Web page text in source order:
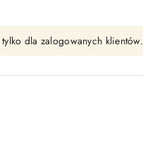
dla zalogowanych klientów.